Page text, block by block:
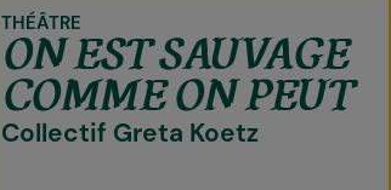
THÉÂTRE
ON EST SAUVAGE
COMME ON PEUT
Collectif Greta Koetz